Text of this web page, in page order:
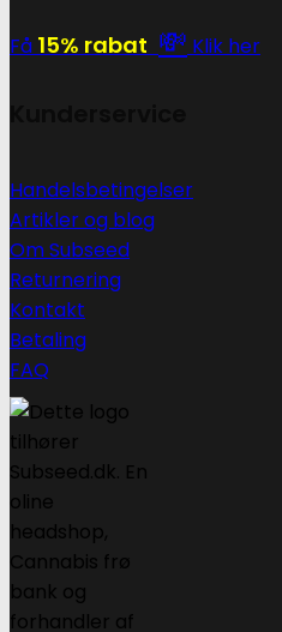
Få 15% rabat 💸 Klik her
Handelsbetingelser
Artikler og blog
Om Subseed
Returnering
Kontakt
Betaling
FAQ